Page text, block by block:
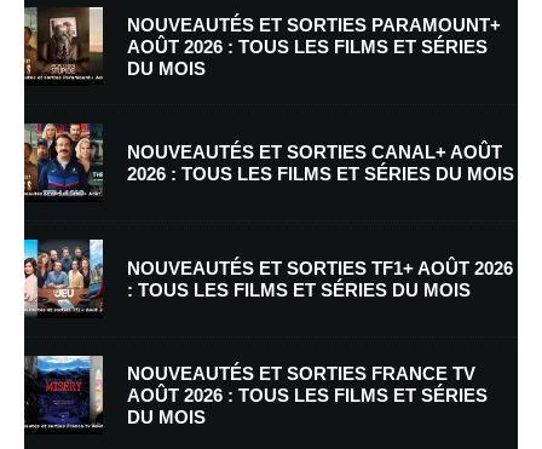
E-mail*
Enregistrer mon nom, mon e-mail et mon site dans le navigateur pour
NOUVEAUTÉS ET SORTIES PARAMOUNT+
AOÛT 2026 : TOUS LES FILMS ET SÉRIES
DU MOIS
NOUVEAUTÉS ET SORTIES CANAL+ AOÛT
2026 : TOUS LES FILMS ET SÉRIES DU MOIS
NOUVEAUTÉS ET SORTIES TF1+ AOÛT 2026
: TOUS LES FILMS ET SÉRIES DU MOIS
NOUVEAUTÉS ET SORTIES FRANCE TV
AOÛT 2026 : TOUS LES FILMS ET SÉRIES
DU MOIS